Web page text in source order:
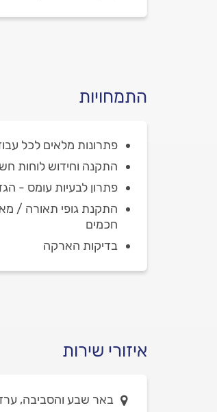
התמחויות
פתרונות מלאים לכל
התקנה וחידוש לוחות
פתרון לבעיות עומס -
התקנת גופי תאורה /
חכמים
בדיקות הארקה
איזורי שירות
באר שבע והסביבה,